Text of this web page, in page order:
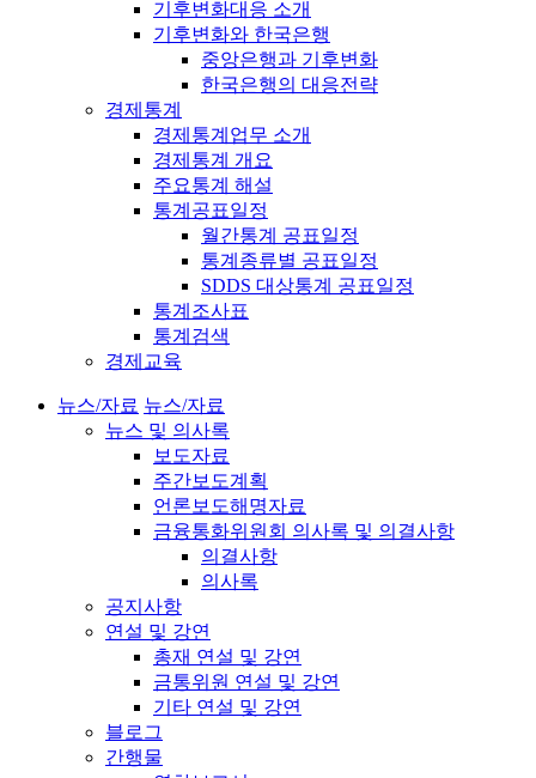
기후변화대응 소개
기후변화와 한국은행
중앙은행과 기후변화
한국은행의 대응전략
경제통계
경제통계업무 소개
경제통계 개요
주요통계 해설
통계공표일정
월간통계 공표일정
통계종류별 공표일정
SDDS 대상통계 공표일정
통계조사표
통계검색
경제교육
뉴스/자료 뉴스/자료
뉴스 및 의사록
보도자료
주간보도계획
언론보도해명자료
금융통화위원회 의사록 및 의결사항
의결사항
의사록
공지사항
연설 및 강연
총재 연설 및 강연
금통위원 연설 및 강연
기타 연설 및 강연
블로그
간행물